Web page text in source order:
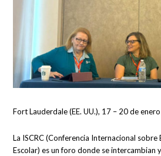
Fort Lauderdale (EE. UU.), 17 – 20 de
La ISCRC (Conferencia Internacional sobre
Escolar) es un foro donde se intercambian